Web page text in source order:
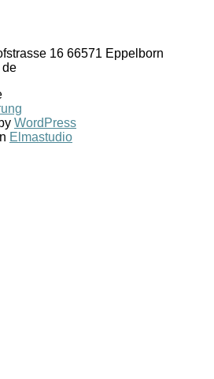
16 66571 Eppelborn
de
WordPress
Elmastudio